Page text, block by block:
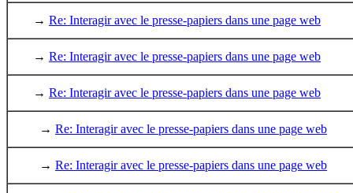
→ Re: Interagir avec le presse-papiers dans une page web
→ Re: Interagir avec le presse-papiers dans une page web
→ Re: Interagir avec le presse-papiers dans une page web
→ Re: Interagir avec le presse-papiers dans une page web
→ Re: Interagir avec le presse-papiers dans une page web